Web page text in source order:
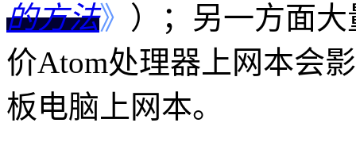
的方法》 ）；另一方面
价Atom处理器上网本会
板电脑上网本。